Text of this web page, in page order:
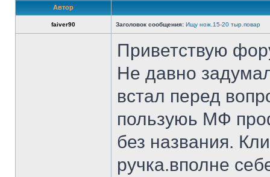
Автор
faiver90 Заголовок сообщения: Ищу нож.15-20 тыр.повар
Приветствую
Не давно
встал перед
пользуюь МФ
без названия.
ручка.вполне